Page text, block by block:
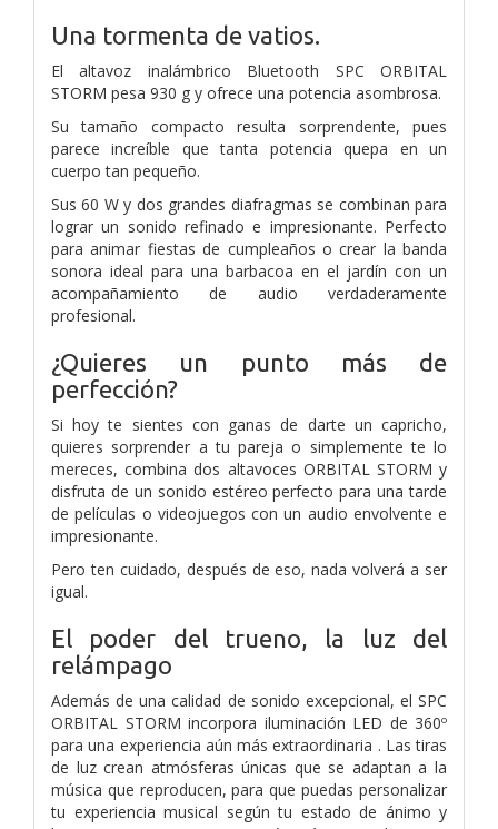
Una tormenta de vatios.
El altavoz inalámbrico Bluetooth SPC ORBITAL
STORM pesa 930 g y ofrece una potencia asombrosa.
Su tamaño compacto resulta sorprendente, pues
parece increíble que tanta potencia quepa en un
cuerpo tan pequeño.
Sus 60 W y dos grandes diafragmas se combinan para
lograr un sonido refinado e impresionante. Perfecto
para animar fiestas de cumpleaños o crear la banda
sonora ideal para una barbacoa en el jardín con un
acompañamiento de audio verdaderamente
profesional.
¿Quieres un punto más de
perfección?
Si hoy te sientes con ganas de darte un capricho,
quieres sorprender a tu pareja o simplemente te lo
mereces, combina dos altavoces ORBITAL STORM y
disfruta de un sonido estéreo perfecto para una tarde
de películas o videojuegos con un audio envolvente e
impresionante.
Pero ten cuidado, después de eso, nada volverá a ser
igual.
El poder del trueno, la luz del
relámpago
Además de una calidad de sonido excepcional, el SPC
ORBITAL STORM incorpora iluminación LED de 360º
para una experiencia aún más extraordinaria . Las tiras
de luz crean atmósferas únicas que se adaptan a la
música que reproducen, para que puedas personalizar
tu experiencia musical según tu estado de ánimo y